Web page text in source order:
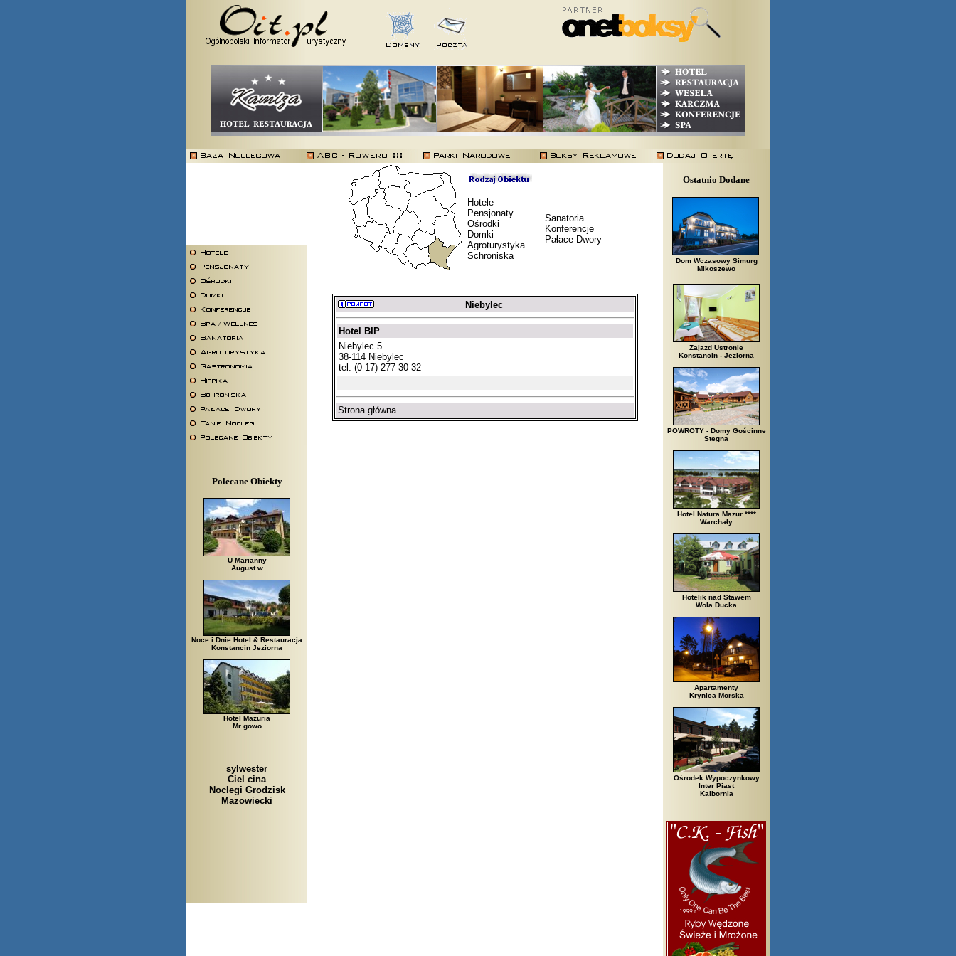
Polecane Obiekty
U Marianny
August w
Noce i Dnie Hotel & Restauracja
Konstancin Jeziorna
Hotel Mazuria
Mr gowo
sylwester
Ciel cina
Noclegi Grodzisk
Mazowiecki
Hotele
Pensjonaty
Ośrodki
Domki
Agroturystyka
Schroniska
Sanatoria
Konferencje
Pałace Dwory
Niebylec
Hotel BIP
Niebylec 5
38-114 Niebylec
tel. (0 17) 277 30 32
Strona główna
Arłamów, Augustów, Babice Stare, Bachanowo, Barczewo, Bardo, Białobrzegi, Białowieża, Bielsko Biała, Biały Bór, Biały Dunajec, Białystok,
Ostatnio Dodane
Dom Wczasowy Simurg
Mikoszewo
Zajazd Ustronie
Konstancin - Jeziorna
POWROTY - Domy Gościnne
Stegna
Hotel Natura Mazur ****
Warchały
Hotelik nad Stawem
Wola Ducka
Apartamenty
Krynica Morska
Ośrodek Wypoczynkowy
Inter Piast
Kalbornia